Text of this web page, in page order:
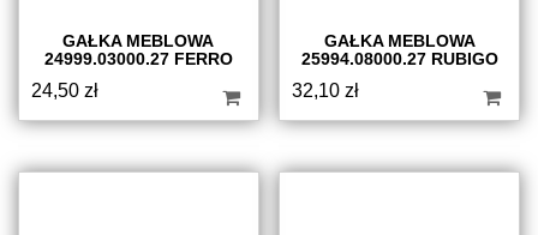
GAŁKA MEBLOWA
24999.03000.27 FERRO
24,50 zł
GAŁKA MEBLOWA
25994.08000.27 RUBIGO
32,10zł